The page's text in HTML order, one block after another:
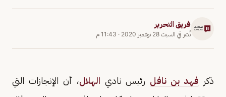
فريق التحرير
نُشر في السبت 28 نوفمبر 2020 · 11:43 م
ذكر فهد بن نافل رئيس نادي الهلال، أن الإنجازات التي